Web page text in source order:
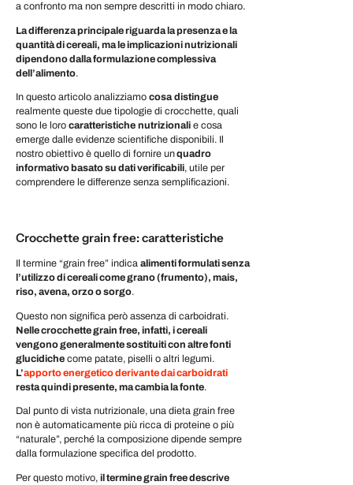
a confronto ma non sempre descritti in modo chiaro.
La differenza principale riguarda la presenza e la
quantità di cereali, ma le implicazioni nutrizionali
dipendono dalla formulazione complessiva
dell’alimento.
In questo articolo analizziamo cosa distingue
realmente queste due tipologie di crocchette, quali
sono le loro caratteristiche nutrizionali e cosa
emerge dalle evidenze scientifiche disponibili. Il
nostro obiettivo è quello di fornire unquadro
informativo basato su dati verificabili, utile per
comprendere le differenze senza semplificazioni.
Crocchette grain free: caratteristiche
Il termine “grain free” indica alimenti formulati senza
l’utilizzo di cereali come grano (frumento), mais,
riso, avena, orzo o sorgo.
Questo non significa però assenza di carboidrati.
Nelle crocchette grain free, infatti, i cereali
vengono generalmente sostituiti con altre fonti
glucidiche come patate, piselli o altri legumi.
L’apporto energetico derivante dai carboidrati
resta quindi presente, ma cambia la fonte.
Dal punto di vista nutrizionale, una dieta grain free
non è automaticamente più ricca di proteine o più
“naturale”, perché la composizione dipende sempre
dalla formulazione specifica del prodotto.
Per questo motivo, il termine grain free descrive